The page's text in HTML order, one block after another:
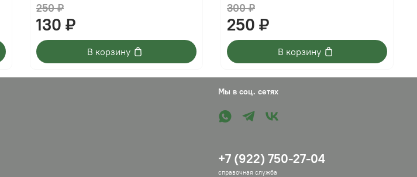
250 ₽
130 ₽
В корзину
300 ₽
250 ₽
В корзину
Мы в соц. сетях
+7 (922) 750-27-04
справочная служба